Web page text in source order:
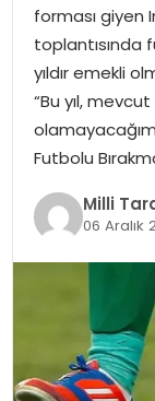
forması giyen
toplantısında
yıldır emekli
“Bu yıl,
Futbolu
Milli
06 Aralık